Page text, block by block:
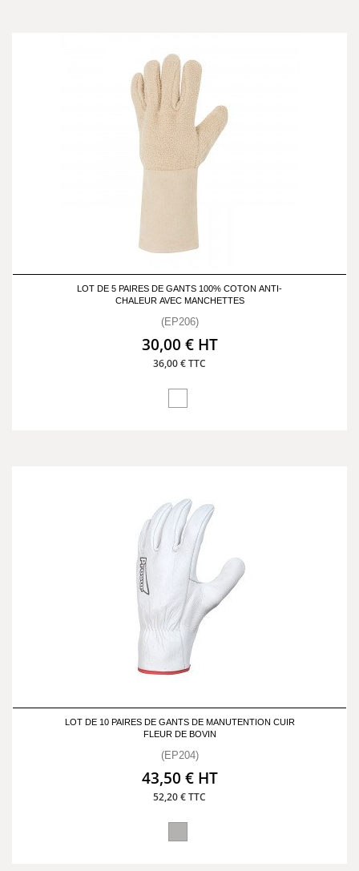
LOT DE 5 PAIRES DE GANTS 100% COTON ANTI-
CHALEUR AVEC MANCHETTES
(EP206)
30,00 € HT
36,00 € TTC
LOT DE 10 PAIRES DE GANTS DE MANUTENTION CUIR
FLEUR DE BOVIN
(EP204)
43,50 € HT
52,20 € TTC